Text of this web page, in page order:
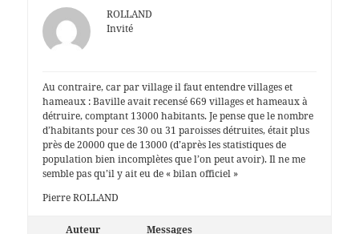
ROLLAND
Invité
Au contraire, car par village il faut entendre villages et
hameaux : Baville avait recensé 669 villages et hameaux à
détruire, comptant 13000 habitants. Je pense que le nombre
d’habitants pour ces 30 ou 31 paroisses détruites, était plus
près de 20000 que de 13000 (d’après les statistiques de
population bien incomplètes que l’on peut avoir). Il ne me
semble pas qu’il y ait eu de « bilan officiel »
Pierre ROLLAND
Auteur Messages